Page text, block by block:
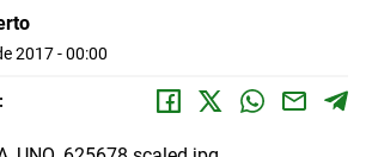
2017 - 00:00